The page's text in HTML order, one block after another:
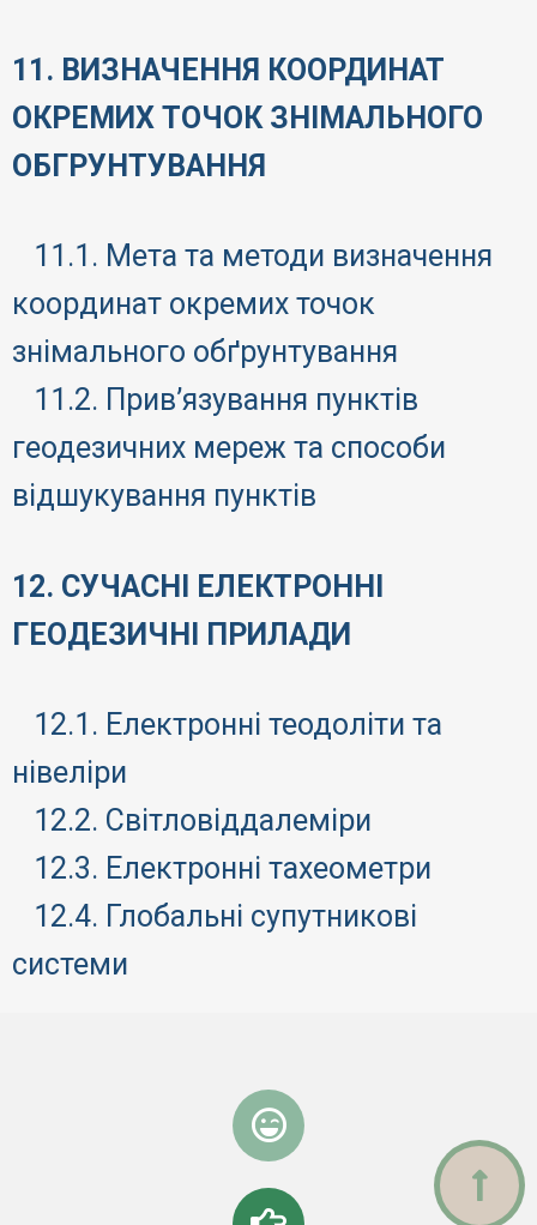
11. ВИЗНАЧЕННЯ КООРДИНАТ
ОКРЕМИХ ТОЧОК ЗНІМАЛЬНОГО
ОБГРУНТУВАННЯ
11.1. Мета та методи визначення
координат окремих точок
знімального обґрунтування
11.2. Прив’язування пунктів
геодезичних мереж та способи
відшукування пунктів
12. СУЧАСНІ ЕЛЕКТРОННІ
ГЕОДЕЗИЧНІ ПРИЛАДИ
12.1. Електронні теодоліти та
нівеліри
12.2. Світловіддалеміри
12.3. Електронні тахеометри
12.4. Глобальні супутникові
системи